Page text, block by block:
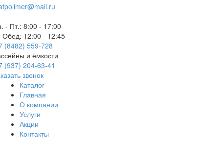
- Пт.: 8:00 - 17:00
Обед: 12:00 - 12:45
(8482) 559-728
и ёмкости
(937) 204-63-41
звонок
Каталог
Главная
О компании
Услуги
Акции
Контакты